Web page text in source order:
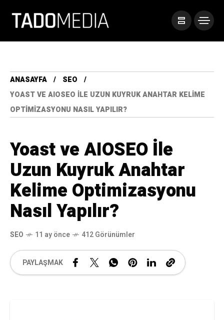
ANASAYFA
SEO
YOAST VE AIOSEO İLE UZUN KUYRUK ANAHTAR KELIME
OPTIMIZASYONU NASIL YAPILIR?
Yoast ve AIOSEO İle
Uzun Kuyruk Anahtar
Kelime Optimizasyonu
Nasıl Yapılır?
SEO 11 ay önce 412 Görünümler
PAYLAŞMAK